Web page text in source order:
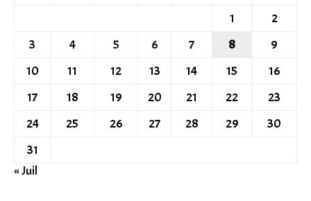
1
2
3
4 5 6 7 8
9
10
11 12 13 14 15
16
17
18 19 20 21 22
23
24
25 26 27 28 29
30
31
« Juil